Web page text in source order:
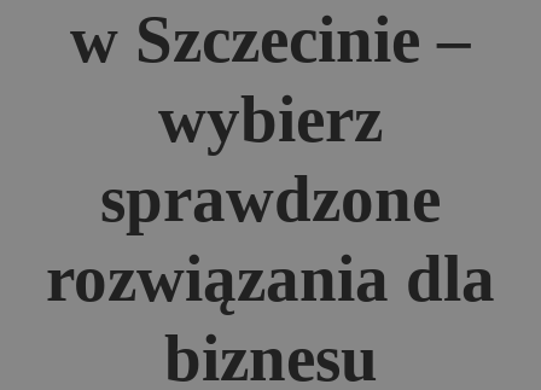
w Szczecinie –
wybierz
sprawdzone
rozwiązania dla
biznesu